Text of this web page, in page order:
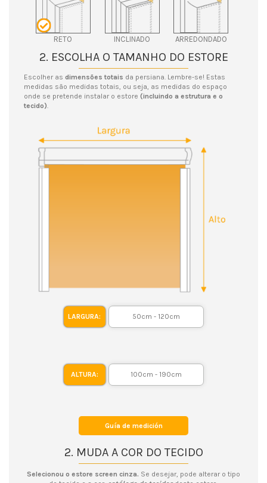
RETO INCLINADO ARREDONDADO
2. ESCOLHA O TAMANHO DO ESTORE
Escolher as dimensões totais da persiana. Lembre-se! Estas
medidas são medidas totais, ou seja, as medidas do espaço
onde se pretende instalar o estore (incluindo a estrutura e o
tecido).
LARGURA:
ALTURA:
Guía de medición
2. MUDA A COR DO TECIDO
Selecionou o estore screen cinza. Se desejar, pode alterar o tipo